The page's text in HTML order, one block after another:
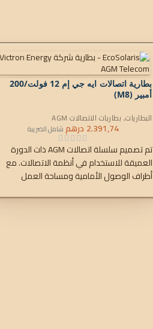
بطارية اتصالات ايه جي إم 12 فولت/200
أمبير (M8)
البطاريات, بطاريات الاتصالات AGM
2.391,74 درهم شامل الضريبة
تم تصميم سلسلة اتصالات AGM ذات الدورة
العميقة للاستخدام في أنظمة الاتصالات. مع
أطراف الوصول الأمامية ومساحة العمل
على الأرفف. وبالمثل، يمكن لهذه البطاريات أن